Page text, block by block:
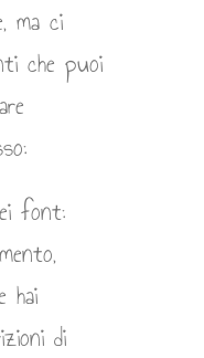
ma ci
che puoi
font:
hai
di